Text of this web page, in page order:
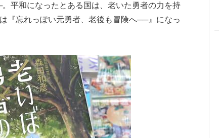
平和になったとある国は、老いた勇者の力を持
『忘れっぽい元勇者、老後も冒険へ──』になっ